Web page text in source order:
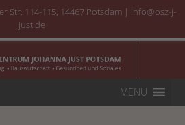
Str. 114-115, 14467 Potsdam | info@osz-j-
just.de
MENU